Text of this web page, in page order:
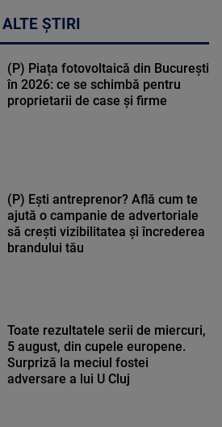
ALTE ȘTIRI
(P) Piața fotovoltaică din București
în 2026: ce se schimbă pentru
proprietarii de case și firme
(P) Ești antreprenor? Află cum te
ajută o campanie de advertoriale
să crești vizibilitatea și încrederea
brandului tău
Toate rezultatele serii de miercuri,
5 august, din cupele europene.
Surpriză la meciul fostei
adversare a lui U Cluj